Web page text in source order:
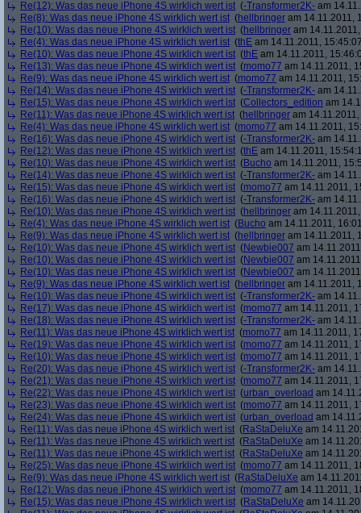
Re(12): Was das neue iPhone 4S wirklich wert ist (-Transformer2K- am
Re(8): Was das neue iPhone 4S wirklich wert ist (hellbringer am 14.11.2011,
Re(10): Was das neue iPhone 4S wirklich wert ist (hellbringer am
Re(4): Was das neue iPhone 4S wirklich wert ist (thE am 14.11.2011,
Re(10): Was das neue iPhone 4S wirklich wert ist (thE am 14.11.2011,
Re(13): Was das neue iPhone 4S wirklich wert ist (momo77 am 14.11.2011,
Re(9): Was das neue iPhone 4S wirklich wert ist (momo77 am 14.11.2011,
Re(14): Was das neue iPhone 4S wirklich wert ist (-Transformer2K- am
Re(15): Was das neue iPhone 4S wirklich wert ist (Collectors_edition am
Re(11): Was das neue iPhone 4S wirklich wert ist (hellbringer am
Re(4): Was das neue iPhone 4S wirklich wert ist (momo77 am 14.11.2011,
Re(16): Was das neue iPhone 4S wirklich wert ist (-Transformer2K- am
Re(12): Was das neue iPhone 4S wirklich wert ist (thE am 14.11.2011,
Re(10): Was das neue iPhone 4S wirklich wert ist (Bucho am 14.11.2011,
Re(14): Was das neue iPhone 4S wirklich wert ist (-Transformer2K- am
Re(15): Was das neue iPhone 4S wirklich wert ist (momo77 am 14.11.2011,
Re(16): Was das neue iPhone 4S wirklich wert ist (-Transformer2K- am
Re(10): Was das neue iPhone 4S wirklich wert ist (hellbringer am
Re(4): Was das neue iPhone 4S wirklich wert ist (Bucho am 14.11.2011,
Re(9): Was das neue iPhone 4S wirklich wert ist (hellbringer am 14.11.2011,
Re(10): Was das neue iPhone 4S wirklich wert ist (Newbie007 am
Re(10): Was das neue iPhone 4S wirklich wert ist (Newbie007 am
Re(10): Was das neue iPhone 4S wirklich wert ist (Newbie007 am
Re(9): Was das neue iPhone 4S wirklich wert ist (hellbringer am 14.11.2011,
Re(10): Was das neue iPhone 4S wirklich wert ist (-Transformer2K- am
Re(17): Was das neue iPhone 4S wirklich wert ist (momo77 am 14.11.2011,
Re(18): Was das neue iPhone 4S wirklich wert ist (-Transformer2K- am
Re(11): Was das neue iPhone 4S wirklich wert ist (momo77 am 14.11.2011,
Re(19): Was das neue iPhone 4S wirklich wert ist (momo77 am 14.11.2011,
Re(10): Was das neue iPhone 4S wirklich wert ist (momo77 am 14.11.2011,
Re(20): Was das neue iPhone 4S wirklich wert ist (-Transformer2K- am
Re(21): Was das neue iPhone 4S wirklich wert ist (momo77 am 14.11.2011,
Re(22): Was das neue iPhone 4S wirklich wert ist (urban_overload am
Re(23): Was das neue iPhone 4S wirklich wert ist (momo77 am 14.11.2011,
Re(24): Was das neue iPhone 4S wirklich wert ist (urban_overload am
Re(11): Was das neue iPhone 4S wirklich wert ist (RaStaDeluXe am
Re(11): Was das neue iPhone 4S wirklich wert ist (RaStaDeluXe am
Re(11): Was das neue iPhone 4S wirklich wert ist (RaStaDeluXe am
Re(25): Was das neue iPhone 4S wirklich wert ist (momo77 am 14.11.2011,
Re(9): Was das neue iPhone 4S wirklich wert ist (RaStaDeluXe am
Re(12): Was das neue iPhone 4S wirklich wert ist (momo77 am 14.11.2011,
Re(15): Was das neue iPhone 4S wirklich wert ist (RaStaDeluXe am